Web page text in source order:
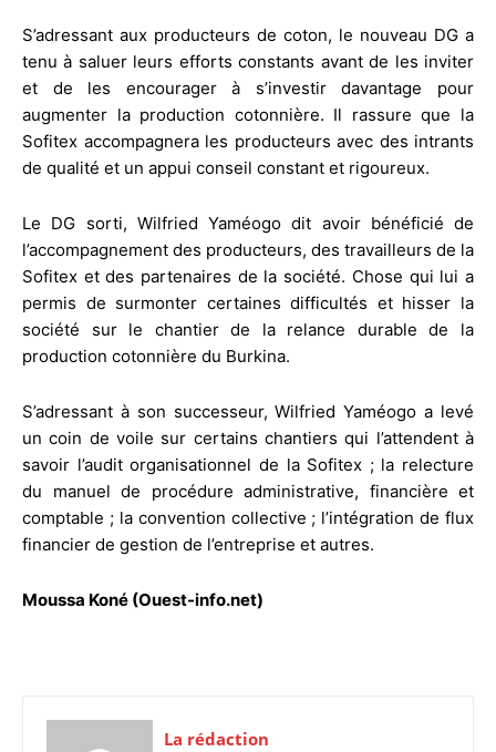
S’adressant aux producteurs de coton, le nouveau DG a
tenu à saluer leurs efforts constants avant de les inviter
et de les encourager à s’investir davantage pour
augmenter la production cotonnière. Il rassure que la
Sofitex accompagnera les producteurs avec des intrants
de qualité et un appui conseil constant et rigoureux.
Le DG sorti, Wilfried Yaméogo dit avoir bénéficié de
l’accompagnement des producteurs, des travailleurs de la
Sofitex et des partenaires de la société. Chose qui lui a
permis de surmonter certaines difficultés et hisser la
société sur le chantier de la relance durable de la
production cotonnière du Burkina.
S’adressant à son successeur, Wilfried Yaméogo a levé
un coin de voile sur certains chantiers qui l’attendent à
savoir l’audit organisationnel de la Sofitex ; la relecture
du manuel de procédure administrative, financière et
comptable ; la convention collective ; l’intégration de flux
financier de gestion de l’entreprise et autres.
Moussa Koné (Ouest-info.net)
La rédaction